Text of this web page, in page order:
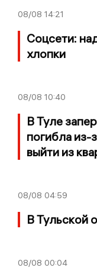
08/08 14:21
Соцсети:
хлопки
08/08 10:40
В Туле
погибла из-
выйти из
08/08 04:59
В Тульской
08/08 00:04